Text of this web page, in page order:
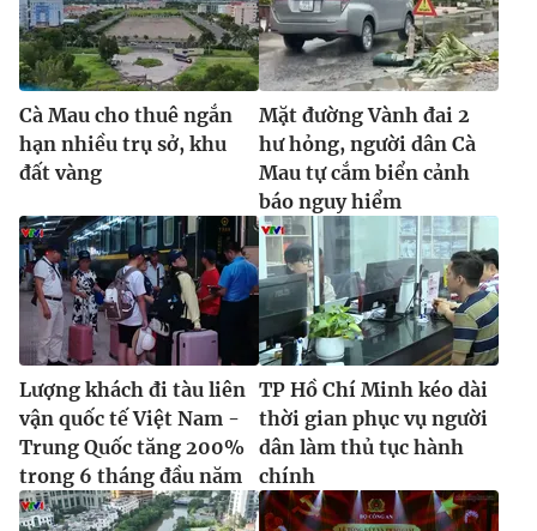
Cà Mau cho thuê ngắn
hạn nhiều trụ sở, khu
đất vàng
Mặt đường Vành đai 2
hư hỏng, người dân Cà
Mau tự cắm biển cảnh
báo nguy hiểm
Lượng khách đi tàu liên
vận quốc tế Việt Nam -
Trung Quốc tăng 200%
trong 6 tháng đầu năm
TP Hồ Chí Minh kéo dài
thời gian phục vụ người
dân làm thủ tục hành
chính